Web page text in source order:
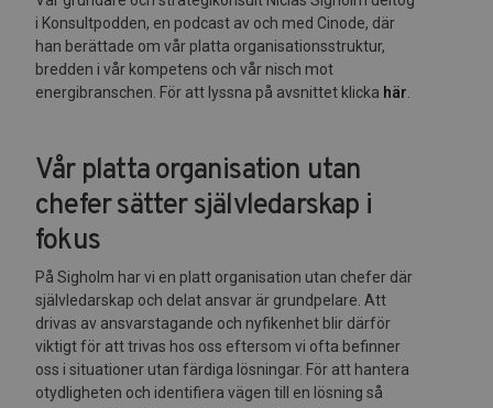
i Konsultpodden, en podcast av och med Cinode, där
han berättade om vår platta organisationsstruktur,
bredden i vår kompetens och vår nisch mot
energibranschen. För att lyssna på avsnittet klicka här
Vår platta organisation utan
chefer sätter självledarskap i
fokus
På Sigholm har vi en platt organisation utan chefer där
självledarskap och delat ansvar är grundpelare. Att
drivas av ansvarstagande och nyfikenhet blir därför
viktigt för att trivas hos oss eftersom vi ofta befinner
oss i situationer utan färdiga lösningar. För att hantera
otydligheten och identifiera vägen till en lösning så